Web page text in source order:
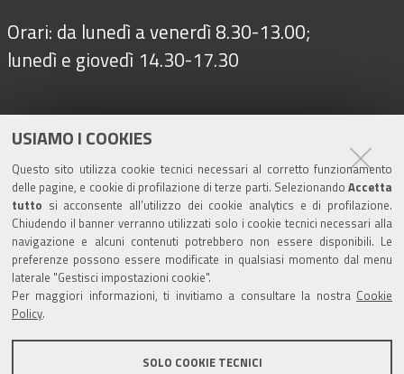
USIAMO I COOKIES
Questo sito utilizza cookie tecnici necessari al corretto funzionamento
delle pagine, e cookie di profilazione di terze parti. Selezionando Accetta
tutto si acconsente all’utilizzo dei cookie analytics e di profilazione.
Chiudendo il banner verranno utilizzati solo i cookie tecnici necessari alla
navigazione e alcuni contenuti potrebbero non essere disponibili. Le
preferenze possono essere modificate in qualsiasi momento dal menu
laterale "Gestisci impostazioni cookie".
Per maggiori informazioni, ti invitiamo a consultare la nostra Cookie
Policy.
SOLO COOKIE TECNICI
Orari: da lunedì a venerdì 8.30-13.00;
lunedì e giovedì 14.30-17.30
Seguici su
Turismo
Riserva di Nirano
Castello di Spezzano
Iscriviti alla nostra newsletter